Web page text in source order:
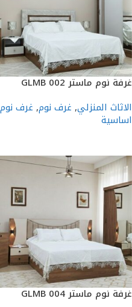
غرفة نوم ماستر GLMB 002
الاثاث المنزلي, غرف نوم, غرف نوم
اساسية
غرفة نوم ماستر GLMB 004